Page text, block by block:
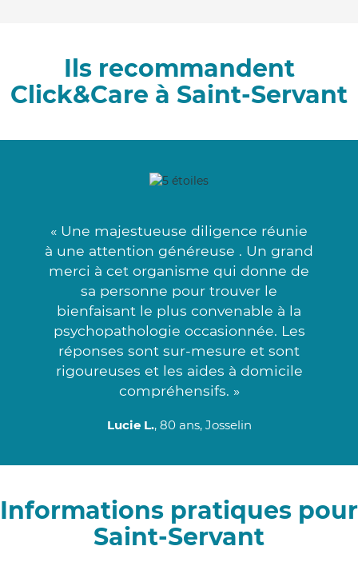
Ils recommandent
Click&Care à Saint-Servant
« Une majestueuse diligence réunie
à une attention généreuse . Un grand
merci à cet organisme qui donne de
sa personne pour trouver le
bienfaisant le plus convenable à la
psychopathologie occasionnée. Les
réponses sont sur-mesure et sont
rigoureuses et les aides à domicile
compréhensifs. »
Lucie L., 80 ans, Josselin
Informations pratiques pour
Saint-Servant